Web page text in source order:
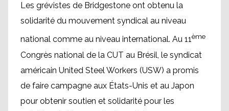
Les grévistes de Bridgestone ont obtenu la
solidarité du mouvement syndical au niveau
national comme au niveau international. Au 11ème
Congrès national de la CUT au Brésil, le syndicat
américain United Steel Workers (USW) a promis
de faire campagne aux États-Unis et au Japon
pour obtenir soutien et solidarité pour les